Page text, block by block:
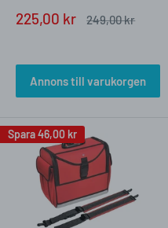
Försäljningspris
225,00 kr
Vanligt
249,00 kr
Annons till varukorgen
Spara46,00 kr